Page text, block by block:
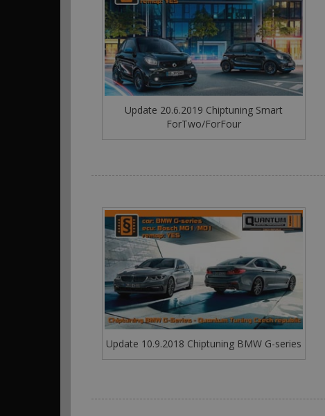
Update 20.6.2019 Chiptuning Smart
ForTwo/ForFour
Update 10.9.2018 Chiptuning BMW G-series